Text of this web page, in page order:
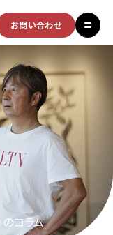
お問い合わせ
のコラム